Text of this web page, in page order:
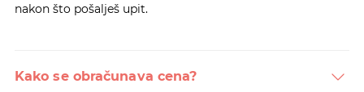
nakon što pošalješ upit.
Kako se obračunava cena?